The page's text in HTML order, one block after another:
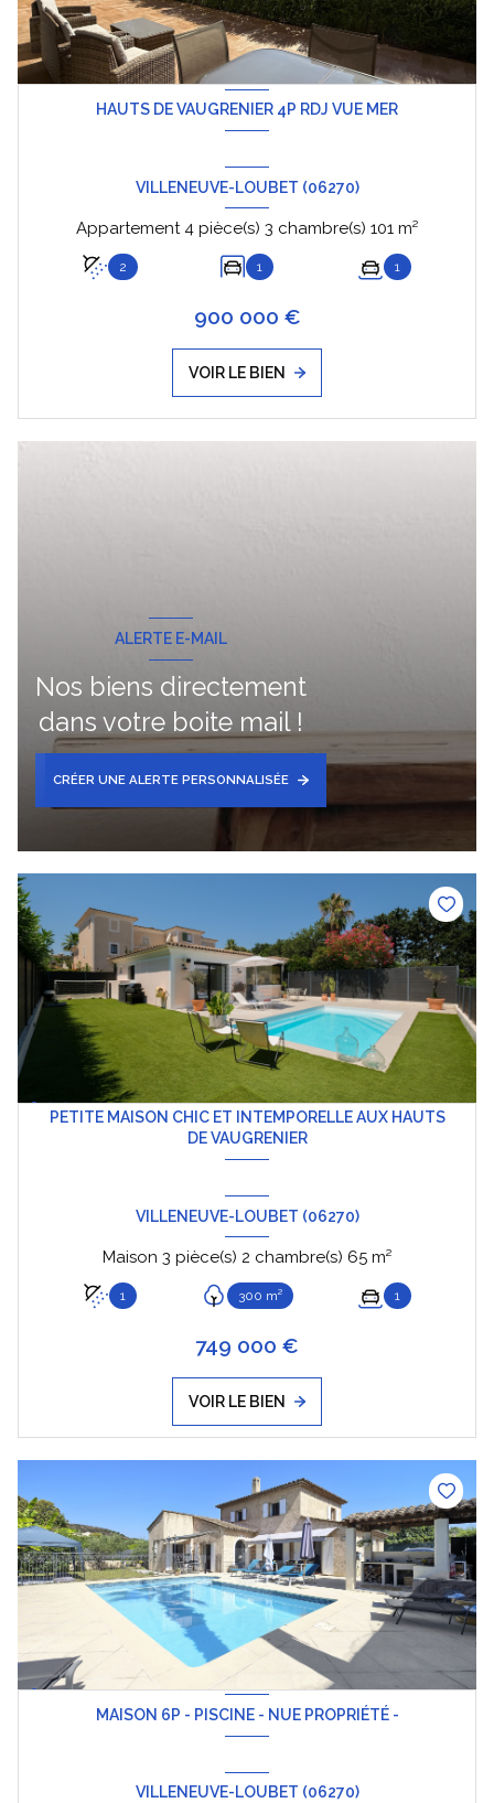
HAUTS DE VAUGRENIER 4P RDJ VUE MER
VILLENEUVE-LOUBET (06270)
Appartement 4 pièce(s) 3 chambre(s) 101 m²
2 1 1
900 000 €
VOIR LE BIEN
ALERTE E-MAIL
Nos biens directement
dans votre boite mail !
CRÉER UNE ALERTE PERSONNALISÉE
PETITE MAISON CHIC ET INTEMPORELLE AUX HAUTS
DE VAUGRENIER
VILLENEUVE-LOUBET (06270)
Maison 3 pièce(s) 2 chambre(s) 65 m²
1 300 m² 1
749 000 €
VOIR LE BIEN
MAISON 6P - PISCINE - NUE PROPRIÉTÉ -
VILLENEUVE-LOUBET (06270)